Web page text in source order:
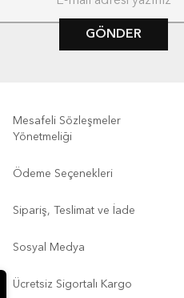
GÖNDER
Mesafeli Sözleşmeler
Yönetmeliği
Ödeme Seçenekleri
Sipariş, Teslimat ve İade
Sosyal Medya
Ücretsiz Sigortalı Kargo